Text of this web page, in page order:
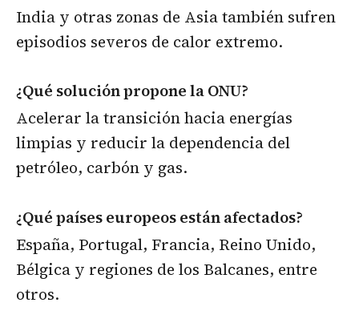
India y otras zonas de Asia también sufren
episodios severos de calor extremo.
¿Qué solución propone la ONU?
Acelerar la transición hacia energías
limpias y reducir la dependencia del
petróleo, carbón y gas.
¿Qué países europeos están afectados?
España, Portugal, Francia, Reino Unido,
Bélgica y regiones de los Balcanes, entre
otros.